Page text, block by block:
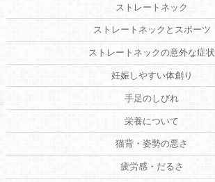
ストレートネック
ストレートネックとスポーツ
ストレートネックの意外な症状
妊娠しやすい体創り
手足のしびれ
栄養について
猫背・姿勢の悪さ
疲労感・だるさ